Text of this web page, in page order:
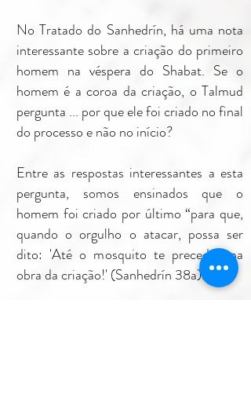
No Tratado do Sanhedrín, há uma nota
interessante sobre a criação do primeiro
homem na véspera do Shabat. Se o
homem é a coroa da criação, o Talmud
pergunta ... por que ele foi criado no final
do processo e não no início?
Entre as respostas interessantes a esta
pergunta, somos ensinados que o
homem foi criado por último “para que,
quando o orgulho o atacar, possa ser
dito: 'Até o mosquito te precedeu na
obra da criação!' (Sanhedrín 38a).